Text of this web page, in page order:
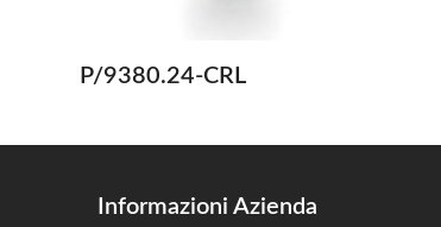
P/9380.24-CRL
Informazioni Azienda